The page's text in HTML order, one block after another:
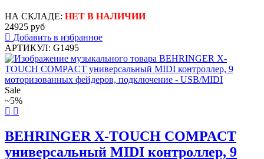
НА СКЛАДЕ: НЕТ В НАЛИЧИИ
24925 руб
Добавить в избранное
АРТИКУЛ: G1495
Sale
~5%
BEHRINGER X-TOUCH COMPACT
универсальный MIDI контроллер, 9